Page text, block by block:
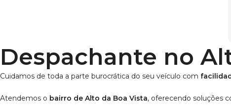
Despachante no
Cuidamos de toda a parte burocrática do seu veículo com
Atendemos o bairro de Alto da Boa Vista, oferecendo soluções